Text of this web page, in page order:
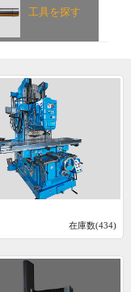
工具を探す
在庫数(434)